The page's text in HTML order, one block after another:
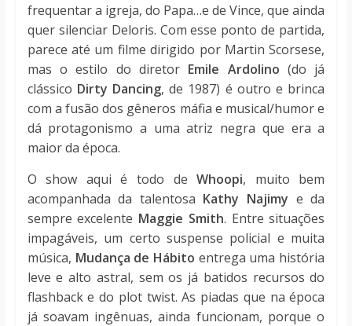
frequentar a igreja, do Papa…e de Vince, que ainda
quer silenciar Deloris. Com esse ponto de partida,
parece até um filme dirigido por Martin Scorsese,
mas o estilo do diretor Emile Ardolino (do já
clássico Dirty Dancing, de 1987) é outro e brinca
com a fusão dos gêneros máfia e musical/humor e
dá protagonismo a uma atriz negra que era a
maior da época.
O show aqui é todo deWhoopi, muito bem
acompanhada da talentosa Kathy Najimy e da
sempre excelente Maggie Smith. Entre situações
impagáveis, um certo suspense policial e muita
música, Mudança de Hábito entrega uma história
leve e alto astral, sem os já batidos recursos do
flashback e do plot twist. As piadas que na época
já soavam ingênuas, ainda funcionam, porque o